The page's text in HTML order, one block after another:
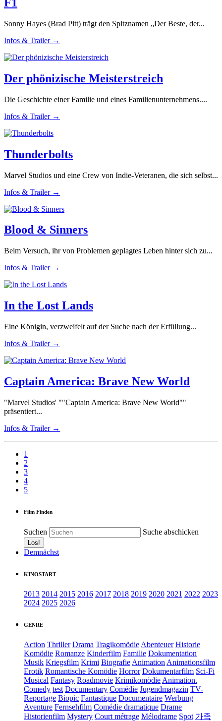
Sonny Hayes (Brad Pitt) trägt den Spitznamen „Der Beste, der...
Infos & Trailer →
Der phönizische Meisterstreich
Die Geschichte einer Familie und eines Familienunternehmens....
Infos & Trailer →
Thunderbolts
Marvel Studios und eine Crew von Indie-Veteranen, die sich selbst...
Infos & Trailer →
Blood & Sinners
Beim Versuch, ihr von Problemen geplagtes Leben hinter sich zu...
Infos & Trailer →
In the Lost Lands
Eine Königin, verzweifelt auf der Suche nach der Erfüllung...
Infos & Trailer →
Captain America: Brave New World
"Marvel Studios' ""Captain America: Brave New World""
präsentiert...
Infos & Trailer →
1
2
3
4
5
Film Finden
Suchen Suche abschicken
Demnächst
KINOSTART
2013 2014 2015 2016 2017 2018 2019 2020 2021 2022 2023
2024 2025 2026
GENRE
Action Thriller Drama Tragikomödie Abenteuer Historie
Komödie Romanze Kinderfilm Familie Dokumentation
Musik Kriegsfilm Krimi Biografie Animation Animationsfilm
Erotik Romantische Komödie Horror Dokumentarfilm Sci-Fi
Musical Fantasy Roadmovie Krimikomödie Animation.
Comedy test Documentary Comédie Jugendmagazin TV-
Reportage Biopic Fantastique Documentaire Werbung
Aventure Fernsehfilm Comédie dramatique Drame
Historienfilm Mystery Court métrage Mélodrame Spot 가족